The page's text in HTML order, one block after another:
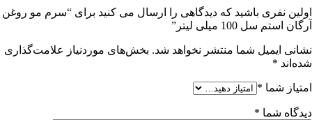
اولین نفری باشید که دیدگاهی را ارسال می کنید برای “سرم مو روغن
آرگان استم سل 100 میلی لیتر”
نشانی ایمیل شما منتشر نخواهد شد. بخش‌های موردنیاز علامت‌گذاری
شده‌اند *
امتیاز شما *
دیدگاه شما *